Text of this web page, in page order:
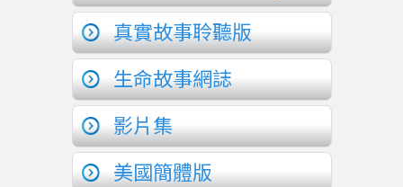
真實故事聆聽版
生命故事網誌
影片集
美國簡體版